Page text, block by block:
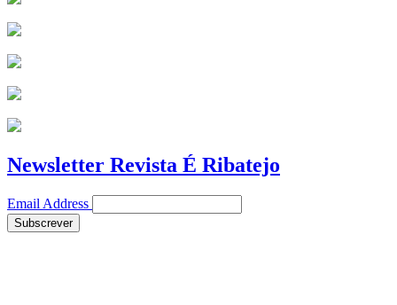
Newsletter Revista É Ribatejo
Email Address